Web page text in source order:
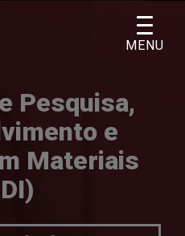
Pesquisa,
e
Materiais
MENU